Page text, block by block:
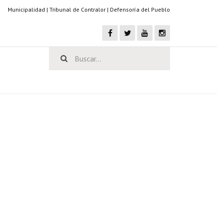
Municipalidad | Tribunal de Contralor | Defensoría del Pueblo